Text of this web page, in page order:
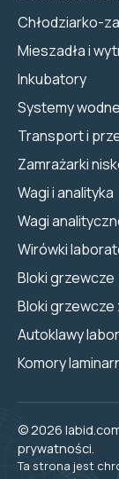
Chłodziarko-
Mieszadła i
Inkubatory
Systemy wodne
Transport i
Zamrażarki
Wagi i analityka
Wagi
Wirówki
Bloki grzewcze
Bloki
Autoklawy
Komory
© 2026
prywatności.
Ta strona jest